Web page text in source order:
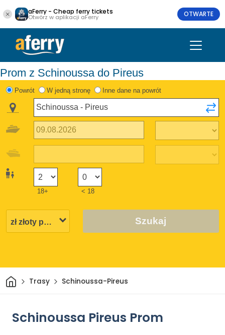
aFerry - Cheap ferry tickets
Otwórz w aplikacji aFerry OTWARTE
Prom z Schinoussa do Pireus
Powrót W jedną stronę Inne dane na powrót
18+ < 18
Szukaj
DomTrasy Schinoussa-Pireus
Schinoussa Pireus Prom